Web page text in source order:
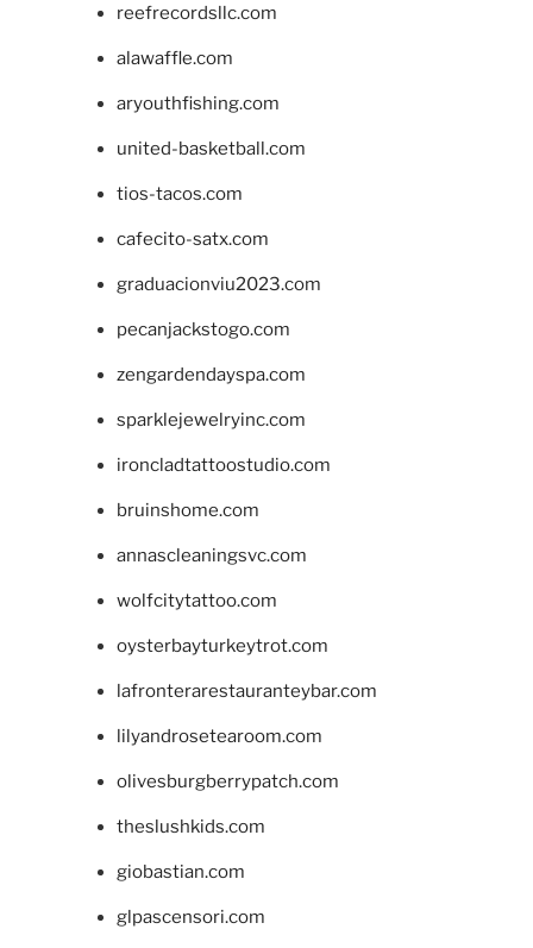
reefrecordsllc.com
alawaffle.com
aryouthfishing.com
united-basketball.com
tios-tacos.com
cafecito-satx.com
graduacionviu2023.com
pecanjackstogo.com
zengardendayspa.com
sparklejewelryinc.com
ironcladtattoostudio.com
bruinshome.com
annascleaningsvc.com
wolfcitytattoo.com
oysterbayturkeytrot.com
lafronterarestauranteybar.com
lilyandrosetearoom.com
olivesburgberrypatch.com
theslushkids.com
giobastian.com
glpascensori.com